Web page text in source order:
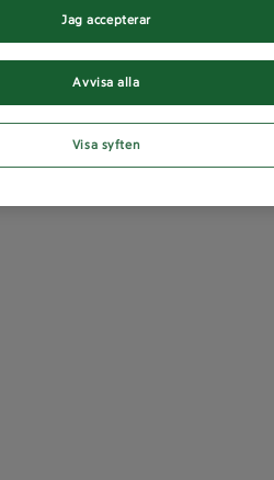
Avvisa alla
Jag accepterar
Visa syften